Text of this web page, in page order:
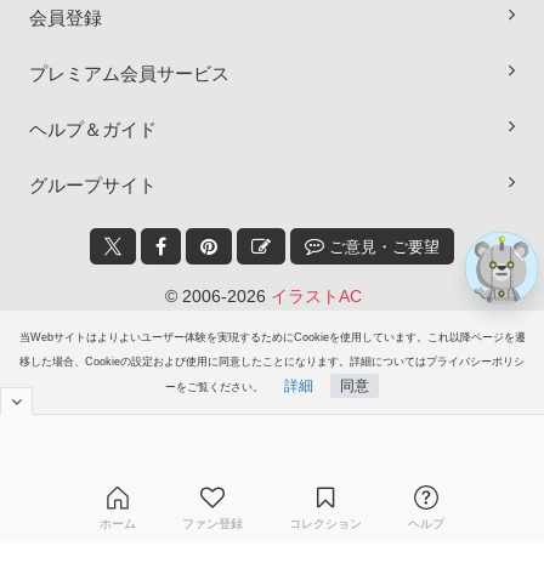
当Webサイトはよりよいユーザー体験を実現するためにCookieを使用しています。これ以降ページを遷
移した場合、Cookieの設定および使用に同意したことになります。詳細についてはプライバシーポリシ
ーをご覧ください。 詳細 同意
会員登録
プレミアム会員サービス
ヘルプ＆ガイド
グループサイト
ご意見・ご要望
© 2006-2026 イラストAC
ホーム ファン登録 コレクション ヘルプ